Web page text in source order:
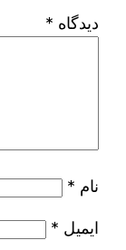
دیدگاه *
نام *
ایمیل *